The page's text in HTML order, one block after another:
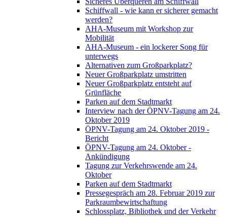
Schiffwall - wie kann er sicherer gemacht
werden?
AHA-Museum mit Workshop zur
Mobilität
AHA-Museum - ein lockerer Song für
unterwegs
Alternativen zum Großparkplatz?
Neuer Großparkplatz umstritten
Neuer Großparkplatz entsteht auf
Grünfläche
Parken auf dem Stadtmarkt
Interview nach der ÖPNV-Tagung am 24.
Oktober 2019
ÖPNV-Tagung am 24. Oktober 2019 -
Bericht
ÖPNV-Tagung am 24. Oktober -
Ankündigung
Tagung zur Verkehrswende am 24.
Oktober
Parken auf dem Stadtmarkt
Pressegespräch am 28. Februar 2019 zur
Parkraumbewirtschaftung
Schlossplatz, Bibliothek und der Verkehr